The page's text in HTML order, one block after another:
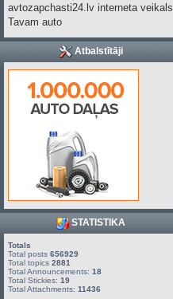
avtozapchasti24.lv interneta veikals
Tavam auto
Atbalstītāji
STATISTIKA
Totals
Total posts 656929
Total topics 2881
Total Announcements: 18
Total Stickies: 19
Total Attachments: 11436